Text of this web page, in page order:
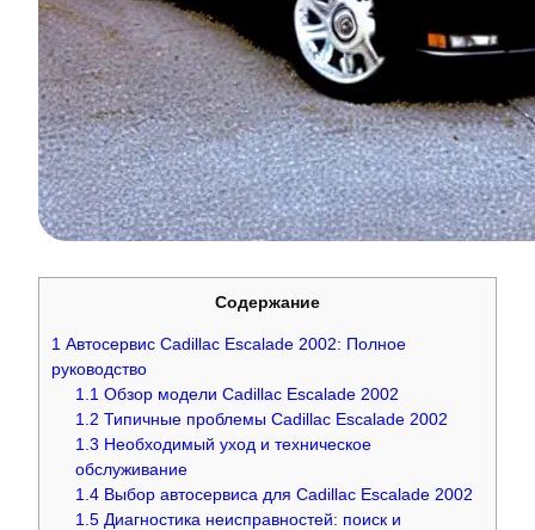
Содержание
1 Автосервис Cadillac Escalade 2002: Полное
руководство
1.1 Обзор модели Cadillac Escalade 2002
1.2 Типичные проблемы Cadillac Escalade 2002
1.3 Необходимый уход и техническое
обслуживание
1.4 Выбор автосервиса для Cadillac Escalade 2002
1.5 Диагностика неисправностей: поиск и